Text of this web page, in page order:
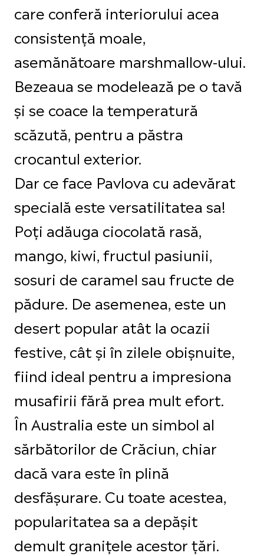
care conferă interiorului acea
consistență moale,
asemănătoare marshmallow-ului.
Bezeaua se modelează pe o tavă
și se coace la temperatură
scăzută, pentru a păstra
crocantul exterior.
Dar ce face Pavlova cu adevărat
specială este versatilitatea sa!
Poți adăuga ciocolată rasă,
mango, kiwi, fructul pasiunii,
sosuri de caramel sau fructe de
pădure. De asemenea, este un
desert popular atât la ocazii
festive, cât și în zilele obișnuite,
fiind ideal pentru a impresiona
musafirii fără prea mult efort.
În Australia este un simbol al
sărbătorilor de Crăciun, chiar
dacă vara este în plină
desfășurare. Cu toate acestea,
popularitatea sa a depășit
demult granițele acestor țări.